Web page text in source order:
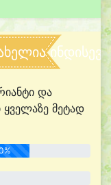
და
მეტად